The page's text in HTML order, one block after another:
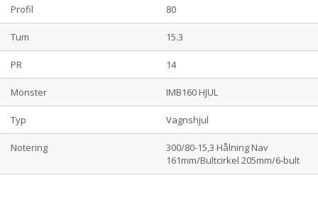
Profil 80
Tum 15.3
PR 14
Mönster IMB160 HJUL
Typ Vagnshjul
Notering
300/80-15,3 Hålning Nav
161mm/Bultcirkel 205mm/6-bult